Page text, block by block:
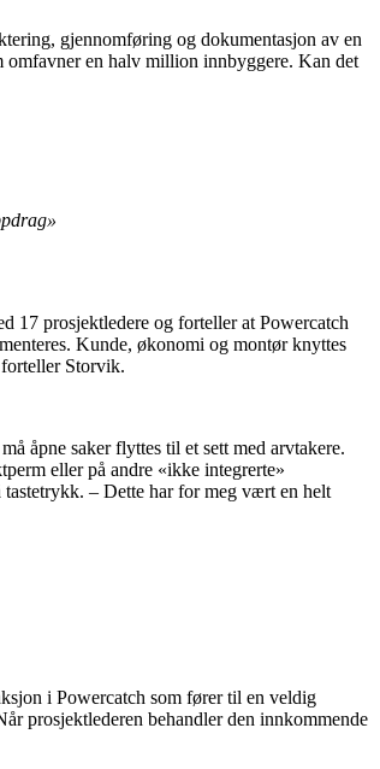
gjennomføring og dokumentasjon av en
omfavner en halv million innbyggere. Kan det
17 prosjektledere og forteller at Powercatch
Kunde, økonomi og montør knyttes
Storvik.
åpne saker flyttes til et sett med arvtakere.
eller på andre «ikke integrerte»
– Dette har for meg vært en helt
i Powercatch som fører til en veldig
prosjektlederen behandler den innkommende